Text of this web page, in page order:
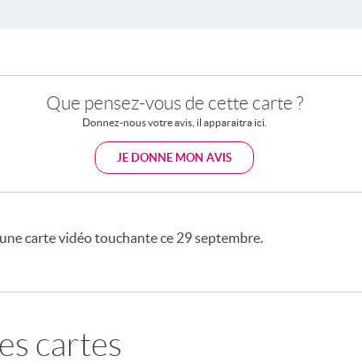
Que pensez-vous de cette carte ?
Donnez-nous votre avis, il apparaitra ici.
JE DONNE MON AVIS
carte vidéo touchante ce 29 septembre.
cartes